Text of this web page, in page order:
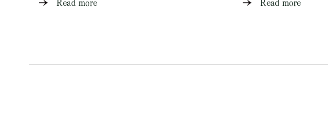
Read more Read more